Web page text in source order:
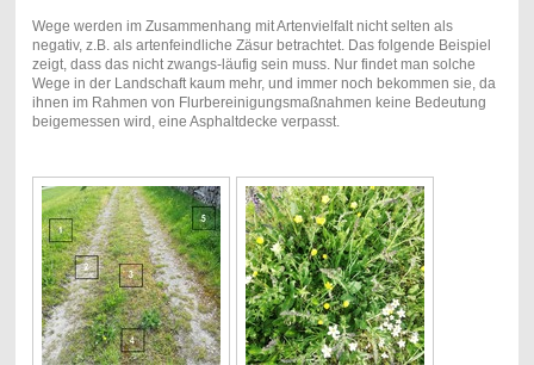
Wege werden im Zusammenhang mit Artenvielfalt nicht selten als
negativ, z.B. als artenfeindliche Zäsur betrachtet. Das folgende Beispiel
zeigt, dass das nicht zwangs-läufig sein muss. Nur findet man solche
Wege in der Landschaft kaum mehr, und immer noch bekommen sie, da
ihnen im Rahmen von Flurbereinigungsmaßnahmen keine Bedeutung
beigemessen wird, eine Asphaltdecke verpasst.